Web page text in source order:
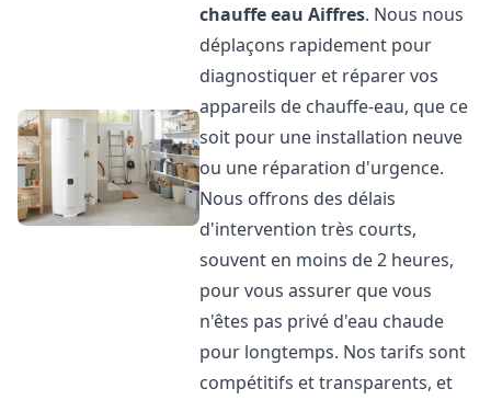
chauffe eau Aiffres. Nous nous
déplaçons rapidement pour
diagnostiquer et réparer vos
appareils de chauffe-eau, que ce
soit pour une installation neuve
ou une réparation d'urgence.
Nous offrons des délais
d'intervention très courts,
souvent en moins de 2 heures,
pour vous assurer que vous
n'êtes pas privé d'eau chaude
pour longtemps. Nos tarifs sont
compétitifs et transparents, et